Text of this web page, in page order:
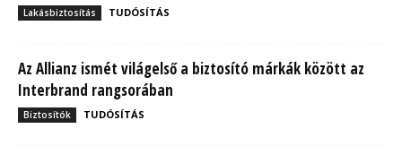
Lakásbiztosítás TUDÓSÍTÁS
Az Allianz ismét világelső a biztosító márkák között az
Interbrand rangsorában
Biztosítók TUDÓSÍTÁS